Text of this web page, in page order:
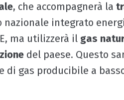
, che accompagnerà la
nazionale integrato
ma utilizzerà il gas
del paese. Questo
di gas producibile a